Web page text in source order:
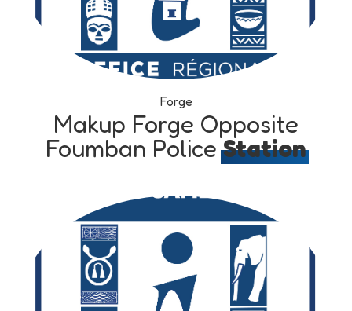
Forge
Makup Forge Opposite
Foumban PoliceStation